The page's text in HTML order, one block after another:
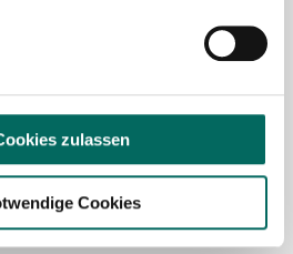
zulassen
Cookies
Sie eine kostenlose
gerne.
Stellenanfrage